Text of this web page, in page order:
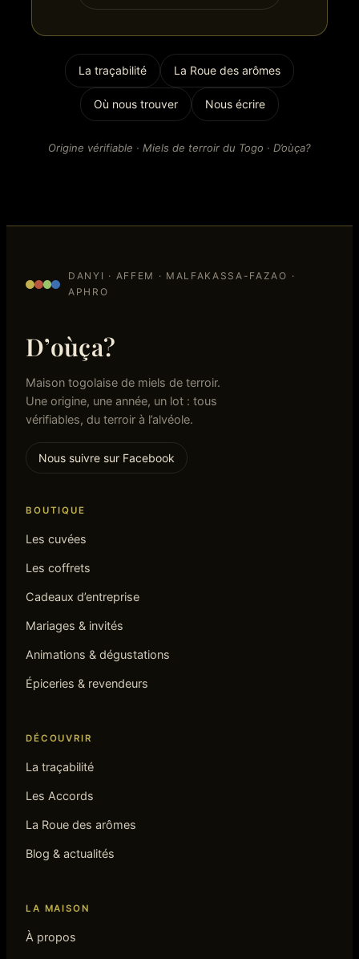
La traçabilité La Roue des arômes
Où nous trouver Nous écrire
Origine vérifiable · Miels de terroir du Togo · D’oùça?
DANYI · AFFEM · MALFAKASSA-FAZAO ·
APHRO
D’oùça?
Maison togolaise de miels de terroir.
Une origine, une année, un lot : tous
vérifiables, du terroir à l’alvéole.
Nous suivre sur Facebook
BOUTIQUE
Les cuvées
Les coffrets
Cadeaux d’entreprise
Mariages & invités
Animations & dégustations
Épiceries & revendeurs
DÉCOUVRIR
La traçabilité
Les Accords
La Roue des arômes
Blog & actualités
LA MAISON
À propos